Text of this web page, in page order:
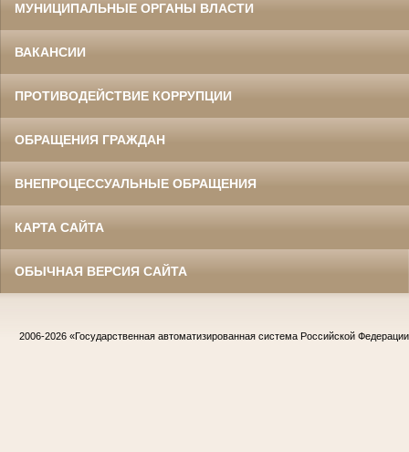
МУНИЦИПАЛЬНЫЕ ОРГАНЫ ВЛАСТИ
ВАКАНСИИ
ПРОТИВОДЕЙСТВИЕ КОРРУПЦИИ
ОБРАЩЕНИЯ ГРАЖДАН
ВНЕПРОЦЕССУАЛЬНЫЕ ОБРАЩЕНИЯ
КАРТА САЙТА
ОБЫЧНАЯ ВЕРСИЯ САЙТА
2006-2026 «Государственная автоматизированная система Российской